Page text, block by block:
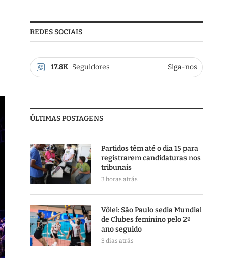
REDES SOCIAIS
17.8K Seguidores Siga-nos
ÚLTIMAS POSTAGENS
Partidos têm até o dia 15 para
registrarem candidaturas nos
tribunais
3 horas atrás
Vôlei: São Paulo sedia Mundial
de Clubes feminino pelo 2º
ano seguido
3 dias atrás